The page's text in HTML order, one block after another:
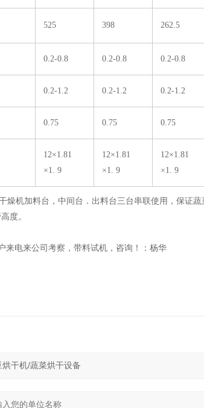
525 398 262.5
0.2-0.8 0.2-0.8 0.2-0.8
0.2-1.2 0.2-1.2 0.2-1.2
0.75 0.75 0.75
12×1.81
×1. 9
12×1.81
×1. 9
12×1.81
×1. 9
燥机加料台，中间台．出料台三台串联使用，保证
度。
来电来公司考察，带料试机，咨询！：杨华